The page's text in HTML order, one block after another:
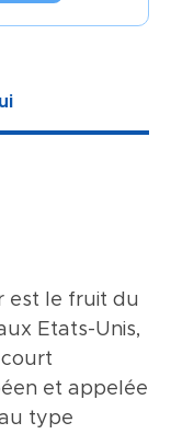
est le fruit du
Etats-Unis,
et appelée
type
avec une
puissante.
douce.
dôme, les
Les yeux
l’Exotic
posé, les
dans une
Exotic et
sont plus